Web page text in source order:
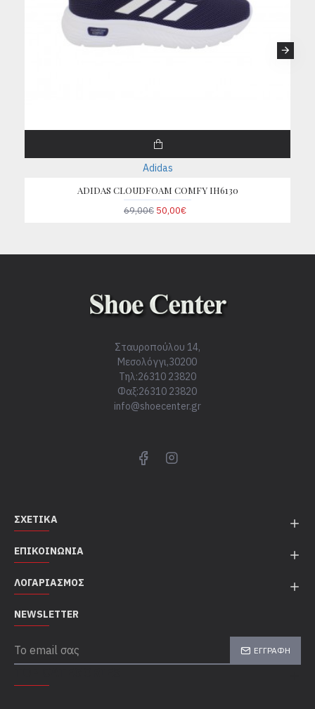
Adidas
ADIDAS CLOUDFOAM COMFY IH6130
69,00€ 50,00€
Σταυροπούλου 14,
Μεσολόγγι,30200
Τηλ:26310 23820
Φαξ:26310 23820
info@shoecenter.gr
ΣΧΕΤΙΚΆ
ΕΠΙΚΟΙΝΩΝΊΑ
ΛΟΓΑΡΙΑΣΜΌΣ
NEWSLETTER
ΕΓΓΡΑΦΉ